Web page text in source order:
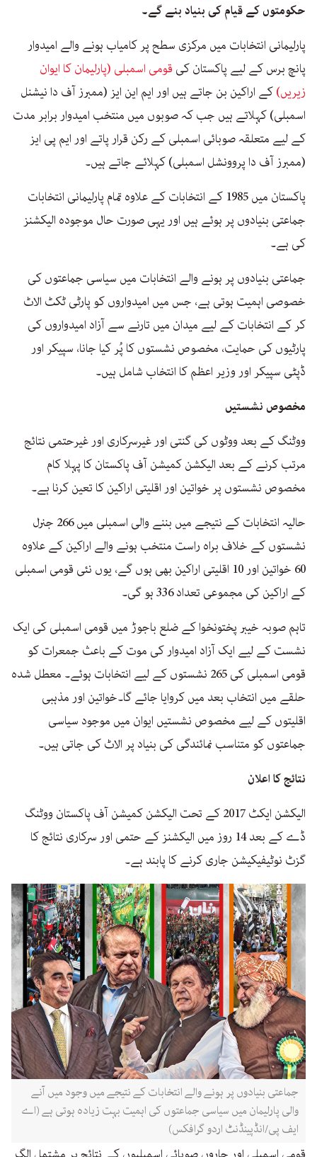
حکومتوں کے قیام کی بنیاد بنے گے۔
پارلیمانی انتخابات میں مرکزی سطح پر کامیاب ہونے والے امیدوار
پانچ برس کے لیے پاکستان کی قومی اسمبلی (پارلیمان کا ایوان
زیریں)کے اراکین بن جاتے ہیں اور ایم این ایز (ممبرز آف دا نیشنل
اسمبلی) کہلاتے ہیں جب کہ صوبوں میں منتخب امیدوار برابر مدت
کے لیے متعلقہ صوبائی اسمبلی کے رکن قرار پاتے اور ایم پی ایز
(ممبرز آف دا پروونشل اسمبلی) کہلائے جاتے ہیں۔
پاکستان میں 1985 کے انتخابات کے علاوہ تمام پارلیمانی انتخابات
جماعتی بنیادوں پر ہوئے ہیں اور یہی صورت حال موجودہ الیکشنز
کی ہے۔
جماعتی بنیادوں پر ہونے والے انتخابات میں سیاسی جماعتوں کی
خصوصی اہمیت ہوتی ہے، جس میں امیدواروں کو پارٹی ٹکٹ الاٹ
کر کے انتخابات کے لیے میدان میں تارنے سے آزاد امیدواروں کی
پارٹیوں کی حمایت، مخصوص نشستوں کا پُر کیا جانا، سپیکر اور
ڈپٹی سپیکر اور وزیر اعظم کا انتخاب شامل ہیں۔
مخصوص نشستیں
ووٹنگ کے بعد ووٹوں کی گنتی اور غیرسرکاری اور غیرحتمی نتائج
مرتب کرنے کے بعد الیکشن کمیشن آف پاکستان کا پہلا کام
مخصوص نشستوں پر خواتین اور اقلیتی اراکین کا تعین کرنا ہے۔
حالیہ انتخابات کے نتیجے میں بننے والی اسمبلی میں 266 جنرل
نشستوں کے خلاف براہ راست منتخب ہونے والے اراکین کے علاوہ
60 خواتین اور 10 اقلیتی اراکین بھی ہوں گے، یوں نئی قومی اسمبلی
کے اراکین کی مجموعی تعداد 336 ہو گی۔
تاہم صوبہ خیبر پختونخوا کے ضلع باجوڑ میں قومی اسمبلی کی ایک
نشست کے لیے ایک آزاد امیدوار کی موت کے باعث جمعرات کو
قومی اسمبلی کی 265 نشستوں کے لیے انتخابات ہوئے۔ معطل شدہ
حلقے میں انتخاب بعد میں کروایا جائے گا۔خواتین اور مذہبی
اقلیتوں کے لیے مخصوص نشستیں ایوان میں موجود سیاسی
جماعتوں کو متناسب نمائندگی کی بنیاد پر الاٹ کی جاتی ہیں۔
نتائج کا اعلان
الیکشن ایکٹ 2017 کے تحت الیکشن کمیشن آف پاکستان ووٹنگ
ڈے کے بعد 14 روز میں الیکشنز کے حتمی اور سرکاری نتائج کا
گزٹ نوٹیفیکیشن جاری کرنے کا پابند ہے۔
جماعتی بنیادوں پر ہونے والے انتخابات کے نتیجے میں وجود میں آنے
والی پارلیمان میں سیاسی جماعتوں کی اہمیت بہت زیادہ ہوتی ہے (اے
ایف پی/انڈپینڈنٹ اردو گرافکس)